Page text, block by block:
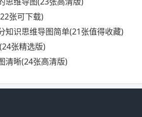
张可下载)
知识思维导图简单(21张值得收藏)
张精选版)
清晰(24张高清版)